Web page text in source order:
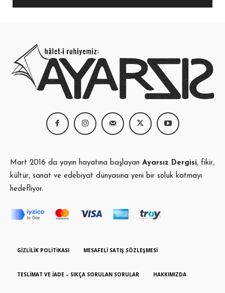
Mart 2016 da yayın hayatına başlayan Ayarsız Dergisi, fikir,
kültür, sanat ve edebiyat dünyasına yeni bir soluk katmayı
hedefliyor.
GIZLILIK POLITIKASI MESAFELI SATIŞ SÖZLEŞMESI
TESLIMAT VE İADE – SIKÇA SORULAN SORULAR HAKKIMIZDA